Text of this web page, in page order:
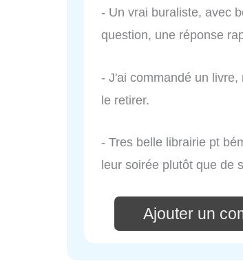
- Un vrai buraliste, avec
question, une réponse
- J'ai commandé un
le retirer.
- Tres belle librairie pt
leur soirée plutôt que de
Ajouter un